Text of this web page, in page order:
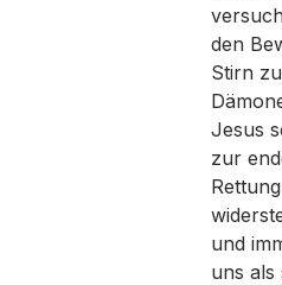
den
Stirn
Jesus
zur
und
uns als